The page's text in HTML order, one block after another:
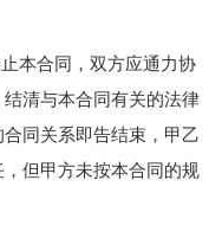
本合同，双方应通力协
清与本合同有关的法律
同关系即告结束，甲乙
但甲方未按本合同的规